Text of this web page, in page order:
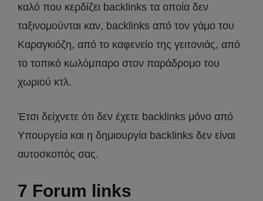
καλό που κερδίζει backlinks τα οποία δεν
ταξινομούνται καν, backlinks από τον γάμο του
Καραγκιόζη, από το καφενείο της γειτονιάς, από
το τοπικό κωλόμπαρο στον παράδρομο του
χωριού κτλ.
Έτσι δείχνετε ότι δεν έχετε backlinks μόνο από
Υπουργεία και η δημιουργία backlinks δεν είναι
αυτοσκοπός σας.
7 Forum links